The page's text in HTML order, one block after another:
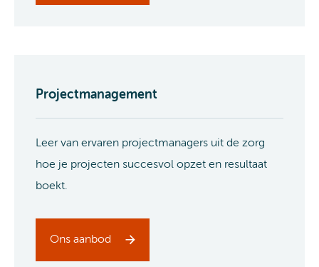
Projectmanagement
Leer van ervaren projectmanagers uit de zorg
hoe je projecten succesvol opzet en resultaat
boekt.
Ons aanbod